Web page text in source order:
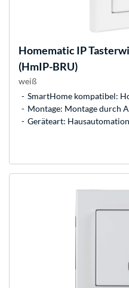
Homematic IP
(HmIP-BRU)
weiß
SmartHome kompatibel:
Montage: Montage durch
Geräteart: Hausautomation